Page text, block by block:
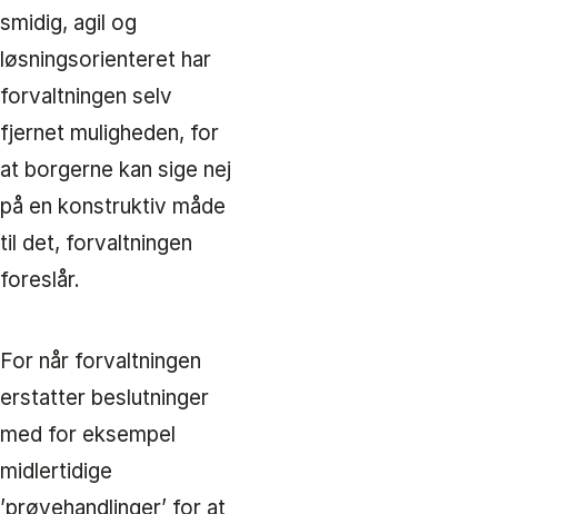
smidig, agil og
løsningsorienteret har
forvaltningen selv
fjernet muligheden, for
at borgerne kan sige nej
på en konstruktiv måde
til det, forvaltningen
foreslår.
For når forvaltningen
erstatter beslutninger
med for eksempel
midlertidige
’prøvehandlinger’ for at